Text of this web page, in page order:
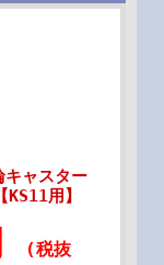
キャスター
用】
(税抜